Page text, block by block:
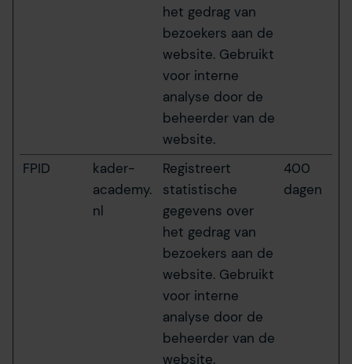
het gedrag van
bezoekers aan de
website. Gebruikt
voor interne
analyse door de
beheerder van de
website.
FPID
kader-
academy.
nl
Registreert
statistische
gegevens over
het gedrag van
bezoekers aan de
website. Gebruikt
voor interne
analyse door de
beheerder van de
website.
400
dagen